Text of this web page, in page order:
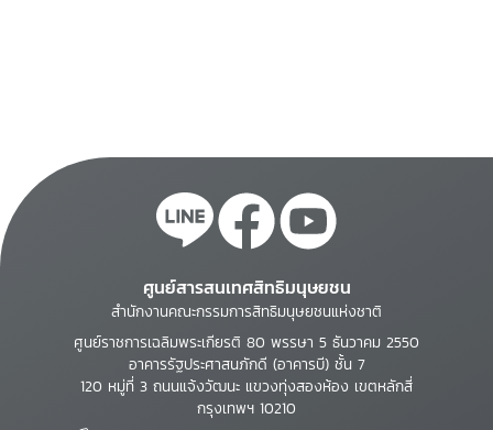
Rights NAP)
ศูนย์สารสนเทศสิทธิมนุษยชน
สำนักงานคณะกรรมการสิทธิมนุษยชนแห่งชาติ
ศูนย์ราชการเฉลิมพระเกียรติ 80 พรรษา 5 ธันวาคม 2550
อาคารรัฐประศาสนภักดี (อาคารบี) ชั้น 7
120 หมู่ที่ 3 ถนนแจ้งวัฒนะ แขวงทุ่งสองห้อง เขตหลักสี่
กรุงเทพฯ 10210